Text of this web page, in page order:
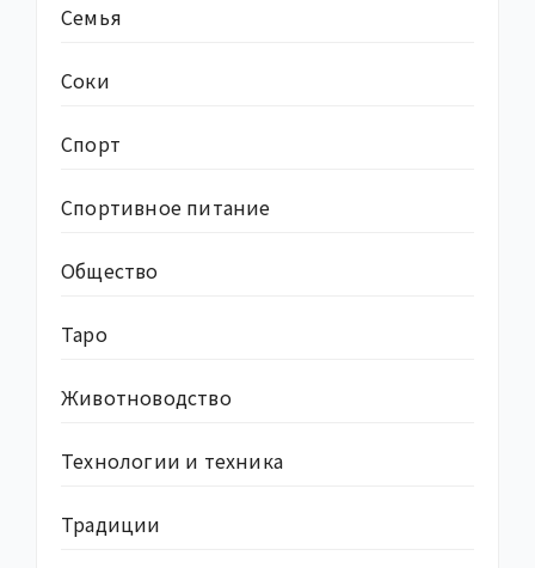
Семья
Соки
Спорт
Спортивное питание
Общество
Таро
Животноводство
Технологии и техника
Традиции